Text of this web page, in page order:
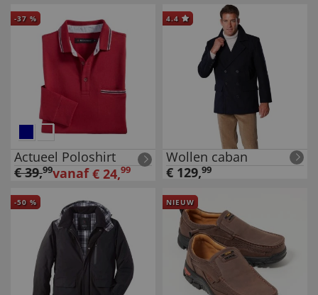
-37 %
Actueel Poloshirt
€39,99vanaf € 24,99
4.4
Wollen caban
€ 129,99
-50 % NIEUW